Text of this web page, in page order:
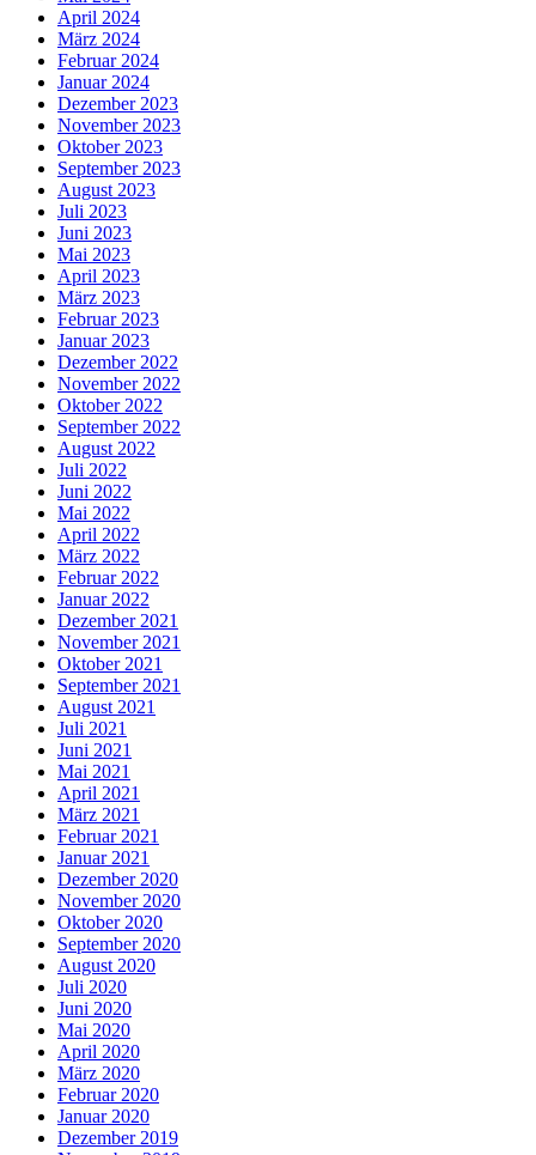
April 2024
März 2024
Februar 2024
Januar 2024
Dezember 2023
November 2023
Oktober 2023
September 2023
August 2023
Juli 2023
Juni 2023
Mai 2023
April 2023
März 2023
Februar 2023
Januar 2023
Dezember 2022
November 2022
Oktober 2022
September 2022
August 2022
Juli 2022
Juni 2022
Mai 2022
April 2022
März 2022
Februar 2022
Januar 2022
Dezember 2021
November 2021
Oktober 2021
September 2021
August 2021
Juli 2021
Juni 2021
Mai 2021
April 2021
März 2021
Februar 2021
Januar 2021
Dezember 2020
November 2020
Oktober 2020
September 2020
August 2020
Juli 2020
Juni 2020
Mai 2020
April 2020
März 2020
Februar 2020
Januar 2020
Dezember 2019